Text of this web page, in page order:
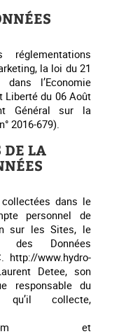
la loi du 21
l’Economie
Liberté du 06 Août
Général sur la
2016-679).
DE LA
dans le
personnel de
sur les Sites, le
des Données
http://www.hydro-
Detee, son
responsable du
collecte,
et